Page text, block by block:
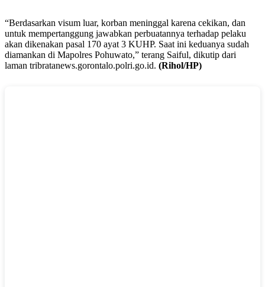
“Berdasarkan visum luar, korban meninggal karena cekikan, dan
untuk mempertanggung jawabkan perbuatannya terhadap pelaku
akan dikenakan pasal 170 ayat 3 KUHP. Saat ini keduanya sudah
diamankan di Mapolres Pohuwato,” terang Saiful, dikutip dari
laman tribratanews.gorontalo.polri.go.id. (Rihol/HP)